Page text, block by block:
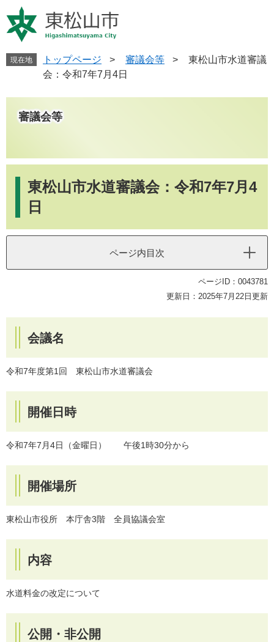
ー
ジ
す
ニ
ュ
し
現在地 トップページ > 審議会等 >
東松山市水道審議
会：令和7年7月4日
審議会等
東松山市水道審議会：令和7年7月4
日
ページ内目次
ページID：0043781
更新日：2025年7月22日更新
会議名
令和7年度第1回 東松山市水道審議会
開催日時
令和7年7月4日（金曜日） 午後1時30分から
開催場所
東松山市役所 本庁舎3階 全員協議会室
内容
水道料金の改定について
公開・非公開